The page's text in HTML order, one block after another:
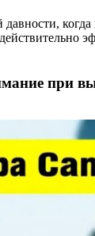
при